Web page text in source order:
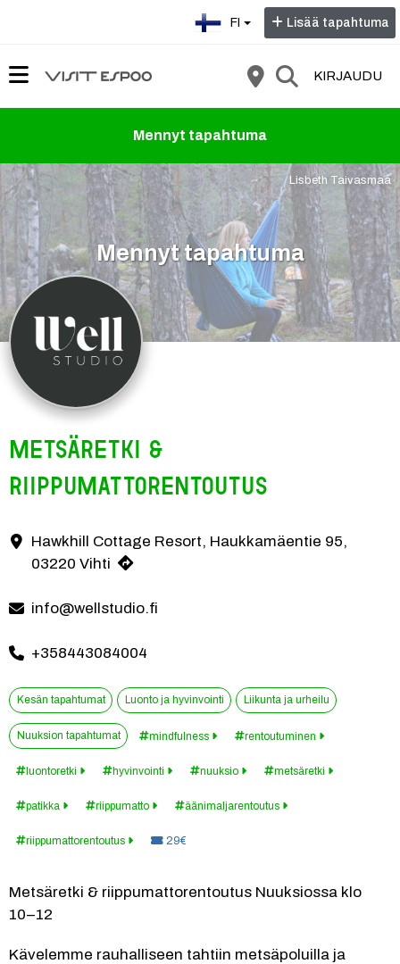
FI Lisää tapahtuma
KIRJAUDU
Mennyt tapahtuma
Lisbeth Taivasmaa
Mennyt tapahtuma
Metsäretki &
Riippumattorentoutus
Tule mukaan leppoisalle metsäretkelle Nuuksion kallioille ja
Yhteystiedot
Hawkhill Cottage Resort, Haukkamäentie 95,
03220 Vihti
info@wellstudio.fi
+358443084004
Kesän tapahtumat Luonto ja hyvinvointi Liikunta ja urheilu
Nuuksion tapahtumat mindfulness rentoutuminen
luontoretki hyvinvointi nuuksio metsäretki
patikka riippumatto äänimaljarentoutus
riippumattorentoutus Hinta:29€
Metsäretki & riippumattorentoutus Nuuksiossa klo
10–12
Kävelemme rauhalliseen tahtiin metsäpoluilla ja